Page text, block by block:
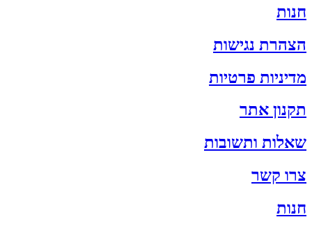
חנות
הצהרת נגישות
מדיניות פרטיות
תקנון אתר
שאלות ותשובות
צרו קשר
חנות